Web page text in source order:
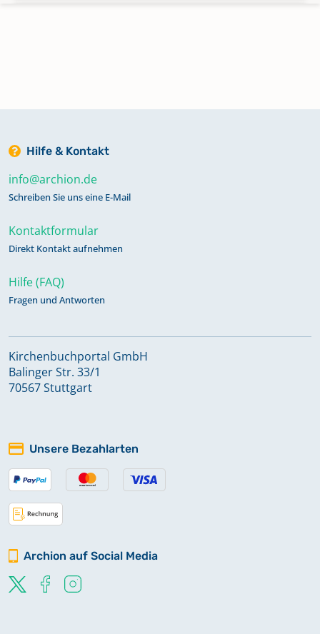
Keine verfügbaren Digitalisate
Glesse
Grave
Keine verfügbaren Digitalisate
Grohnde
Halle
Keine verfügbaren Digitalisate
Hehlen
Hilfe & Kontakt
info@archion.de
Schreiben Sie uns eine E-Mail
Kontaktformular
Direkt Kontakt aufnehmen
Hilfe (FAQ)
Fragen und Antworten
Kirchenbuchportal GmbH
Balinger Str. 33/1
70567 Stuttgart
Unsere Bezahlarten
Archion auf Social Media